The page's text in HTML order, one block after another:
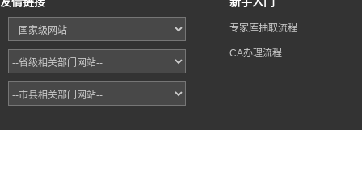
专家库抽取流程
CA办理流程